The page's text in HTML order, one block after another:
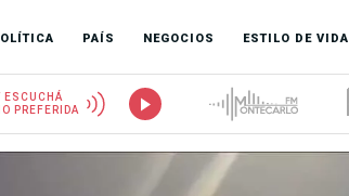
PAÍS NEGOCIOS ESTILO DE VIDA
ESCUCHÁ
PREFERIDA